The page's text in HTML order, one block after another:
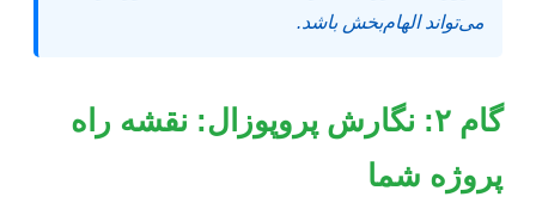
می‌تواند الهام‌بخش باشد.
گام ۲: نگارش پروپوزال: نقشه راه
پروژه شما